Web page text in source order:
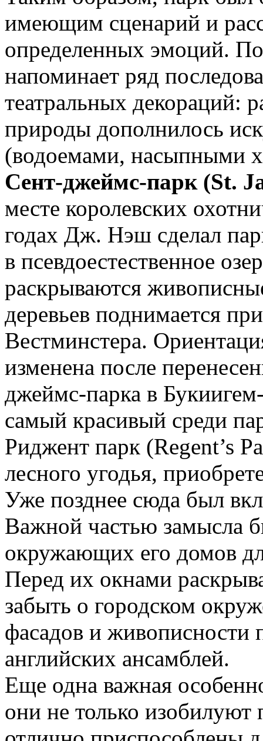
имеющим сценарий и
определенных эмоций.
напоминает ряд
театральных декораций:
природы дополнилось
(водоемами, насыпными
Сент-джеймс-парк (St.
месте королевских
годах Дж. Нэш сделал
в псевдоестественное
раскрываются
деревьев поднимается
Вестминстера.
изменена после
джеймс-парка в
самый красивый среди
Риджент парк (Regent’s
лесного угодья,
Уже позднее сюда был
Важной частью замысла
окружающих его домов
Перед их окнами
забыть о городском
фасадов и живописности
английских ансамблей.
Еще одна важная
они не только